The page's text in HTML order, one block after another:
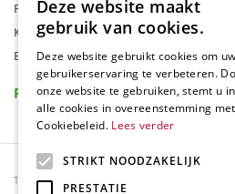
Folder
Klantenkaart
Blog
Reviews
Tuincentrum Borghuis
Deze website maakt
gebruik van cookies.
Deze website gebruikt cookies om uw
gebruikerservaring te verbeteren.
onze website te gebruiken, stemt u
alle cookies in overeenstemming
Cookiebeleid. Lees verder
STRIKT NOODZAKELIJK
PRESTATIE